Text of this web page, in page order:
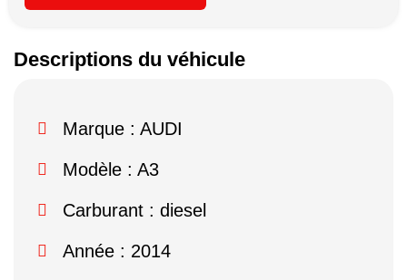
Descriptions du véhicule
Marque : AUDI
Modèle : A3
Carburant : diesel
Année : 2014